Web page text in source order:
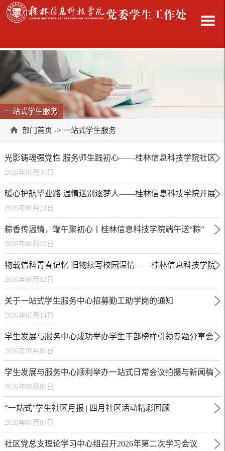
一站式学生服务
部门首页 -> 一站式学生服务
光影铸魂强党性 服务师生践初心——桂林信息科技学院社区
党总支开展主题党日活动
2026年06月30日
暖心护航毕业路 温情送别逐梦人——桂林信息科技学院开展
毕业生专属服务
2026年06月24日
粽香传温情，端午聚初心丨桂林信息科技学院端午送“粽”
意，学子暖心头
2026年06月22日
物载信科青春记忆 旧物续写校园温情——桂林信息科技学院
2026 届毕业生跳蚤市场火热开市
2026年06月12日
关于一站式学生服务中心招募勤工助学岗的通知
2026年05月14日
学生发展与服务中心成功举办学生干部榜样引领专题分享会
2026年05月09日
学生发展与服务中心顺利举办一站式日常会议拍摄与新闻稿
写作专题培训会
2026年05月08日
“一站式”学生社区月报 | 四月社区活动精彩回顾
2026年05月07日
社区党总支理论学习中心组召开2026年第二次学习会议